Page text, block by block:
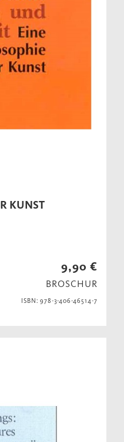
KUNST
9,90 €
BROSCHUR
ISBN: 978-3-406-46514-7